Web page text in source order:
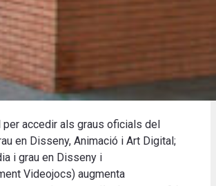
per accedir als graus oficials del
en Disseny, Animació i Art Digital;
i grau en Disseny i
Videojocs) augmenta